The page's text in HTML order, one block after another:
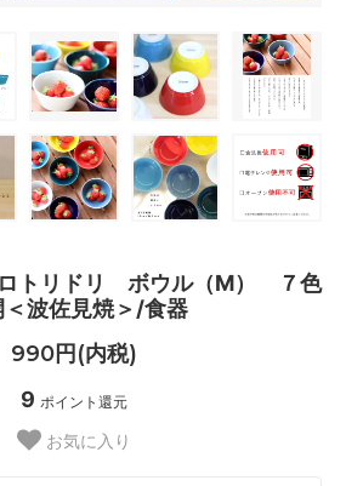
トリドリ ボウル（M） ７色
＜波佐見焼＞/食器
990円(内税)
9 ポイント還元
お気に入り